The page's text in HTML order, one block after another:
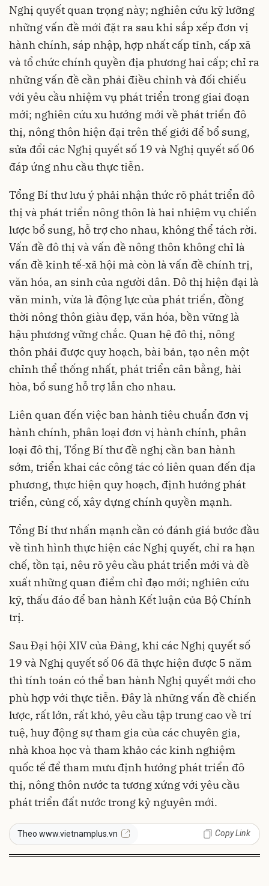
Nghị quyết quan trọng này; nghiên cứu kỹ lưỡng
những vấn đề mới đặt ra sau khi sắp xếp đơn vị
hành chính, sáp nhập, hợp nhất cấp tỉnh, cấp xã
và tổ chức chính quyền địa phương hai cấp; chỉ ra
những vấn đề cần phải điều chỉnh và đối chiếu
với yêu cầu nhiệm vụ phát triển trong giai đoạn
mới; nghiên cứu xu hướng mới về phát triển đô
thị, nông thôn hiện đại trên thế giới để bổ sung,
sửa đổi các Nghị quyết số 19 và Nghị quyết số 06
đáp ứng nhu cầu thực tiễn.
Tổng Bí thư lưu ý phải nhận thức rõ phát triển đô
thị và phát triển nông thôn là hai nhiệm vụ chiến
lược bổ sung, hỗ trợ cho nhau, không thể tách rời.
Vấn đề đô thị và vấn đề nông thôn không chỉ là
vấn đề kinh tế-xã hội mà còn là vấn đề chính trị,
văn hóa, an sinh của người dân. Đô thị hiện đại là
văn minh, vừa là động lực của phát triển, đồng
thời nông thôn giàu đẹp, văn hóa, bền vững là
hậu phương vững chắc. Quan hệ đô thị, nông
thôn phải được quy hoạch, bài bản, tạo nên một
chỉnh thể thống nhất, phát triển cân bằng, hài
hòa, bổ sung hỗ trợ lẫn cho nhau.
Liên quan đến việc ban hành tiêu chuẩn đơn vị
hành chính, phân loại đơn vị hành chính, phân
loại đô thị, Tổng Bí thư đề nghị cần ban hành
sớm, triển khai các công tác có liên quan đến địa
phương, thực hiện quy hoạch, định hướng phát
triển, củng cố, xây dựng chính quyền mạnh.
Tổng Bí thư nhấn mạnh cần có đánh giá bước đầu
về tình hình thực hiện các Nghị quyết, chỉ ra hạn
chế, tồn tại, nêu rõ yêu cầu phát triển mới và đề
xuất những quan điểm chỉ đạo mới; nghiên cứu
kỹ, thấu đáo để ban hành Kết luận của Bộ Chính
trị.
Sau Đại hội XIV của Đảng, khi các Nghị quyết số
19 và Nghị quyết số 06 đã thực hiện được 5 năm
thì tính toán có thể ban hành Nghị quyết mới cho
phù hợp với thực tiễn. Đây là những vấn đề chiến
lược, rất lớn, rất khó, yêu cầu tập trung cao về trí
tuệ, huy động sự tham gia của các chuyên gia,
nhà khoa học và tham khảo các kinh nghiệm
quốc tế để tham mưu định hướng phát triển đô
thị, nông thôn nước ta tương xứng với yêu cầu
phát triển đất nước trong kỷ nguyên mới.
Theo www.vietnamplus.vn Copy Link